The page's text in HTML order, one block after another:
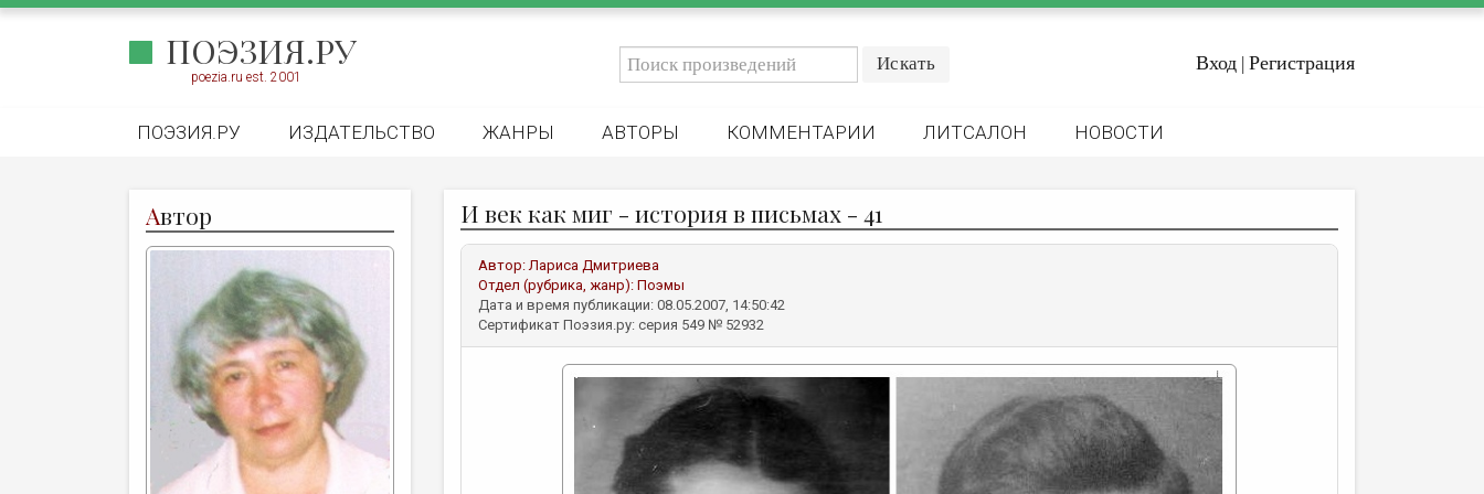
ПОЭЗИЯ.РУ
poezia.ru est. 2001
Вход | Регистрация
ПОЭЗИЯ.РУ ИЗДАТЕЛЬСТВО ЖАНРЫ АВТОРЫ КОММЕНТАРИИ ЛИТСАЛОН НОВОСТИ
Автор И век как миг - история в письмах - 41
Автор:Лариса Дмитриева
Отдел (рубрика, жанр): Поэмы
Дата и время публикации: 08.05.2007, 14:50:42
Сертификат Поэзия.ру: серия 549 № 52932